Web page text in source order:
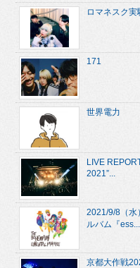
ロマネスク実
171
世界電力
LIVE
2021”...
2021/9/8（水
ルバム『ess...
京都大作戦